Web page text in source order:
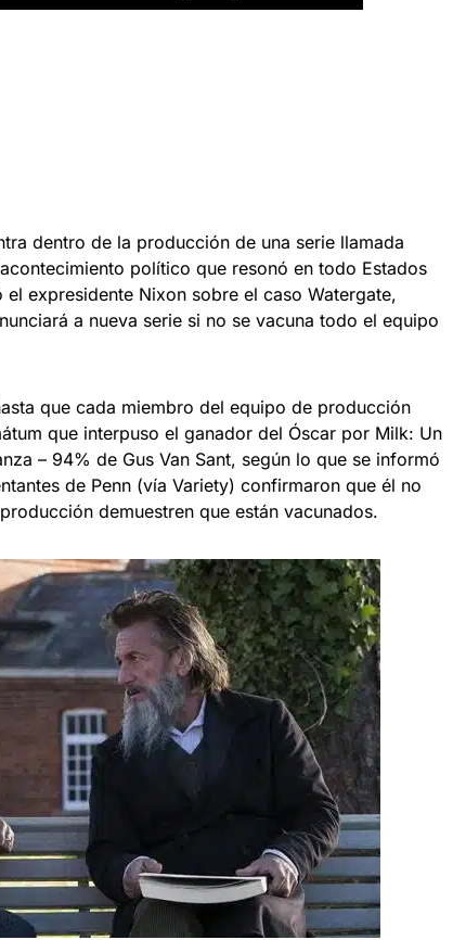
dentro de la producción de una serie llamada
político que resonó en todo Estados
expresidente Nixon sobre el caso Watergate,
a nueva serie si no se vacuna todo el equipo
que cada miembro del equipo de producción
que interpuso el ganador del Óscar por Milk: Un
– 94% de Gus Van Sant, según lo que se informó
de Penn (vía Variety) confirmaron que él no
demuestren que están vacunados.